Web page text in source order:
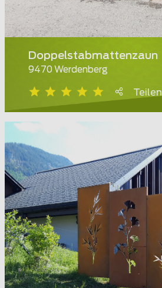
Doppelstabmattenzaun
9470 Werdenberg
Teilen